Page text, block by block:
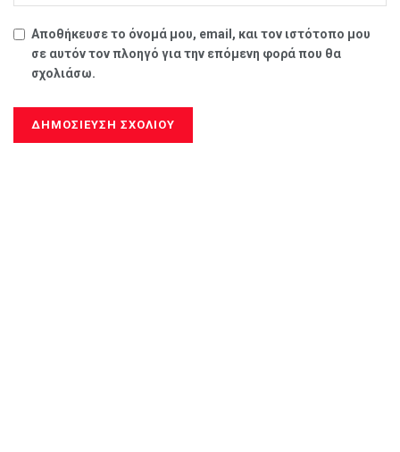
Αποθήκευσε το όνομά μου, email, και τον ιστότοπο μου
σε αυτόν τον πλοηγό για την επόμενη φορά που θα
σχολιάσω.